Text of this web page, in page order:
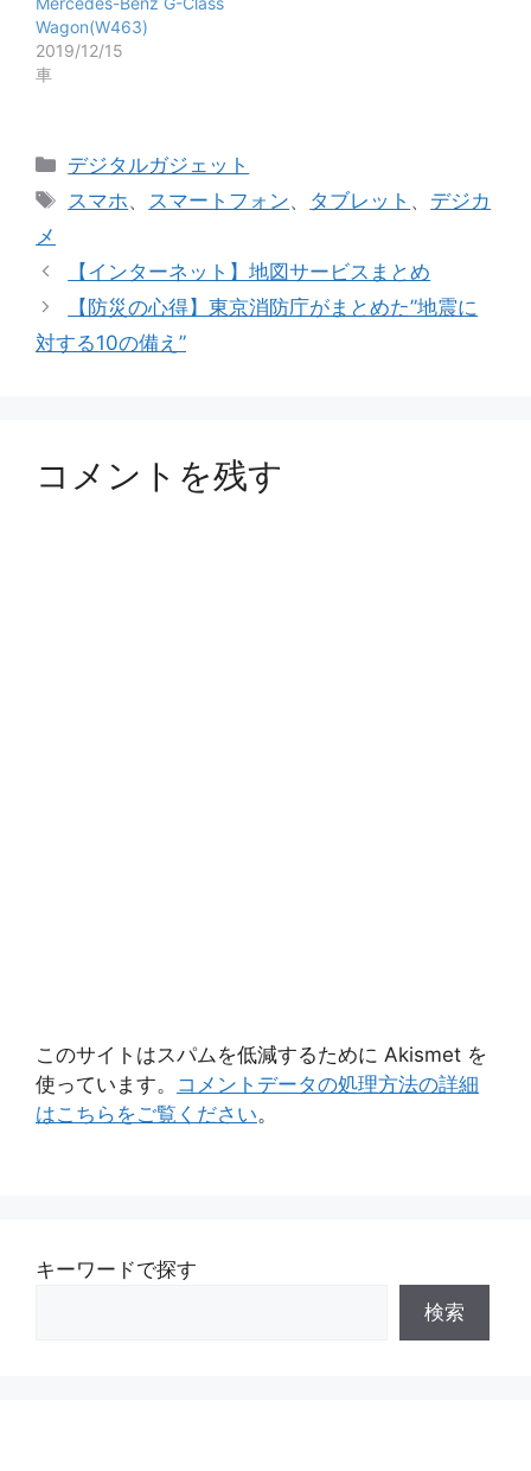
Wagon(W463)
2019/12/15
車
カ
テ
ー
デジタルガジェット
タ
スマホ、 スマートフォン、 タブレット 、 デジカ
メ
【インターネット】地図サービスまとめ
【防災の心得】東京消防庁がまとめた”地震に
対する10の備え”
コメントを残す
このサイトはスパムを低減するために Akismet を
使っています。 コメントデータの処理方法の詳細
はこちらをご覧ください。
キーワードで探す
検索